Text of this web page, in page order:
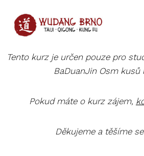
obsah
Tento kurz je určen pouze pro
BaDuanJin Osm kusů
Pokud máte o kurz zájem,
Děkujeme a těšíme se